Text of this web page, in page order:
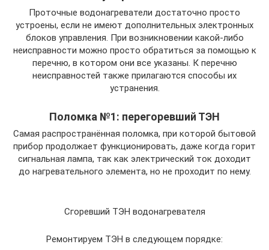
Проточные водонагреватели достаточно просто
устроены, если не имеют дополнительных электронных
блоков управления. При возникновении какой-либо
неисправности можно просто обратиться за помощью к
перечню, в котором они все указаны. К перечню
неисправностей также прилагаются способы их
устранения.
Поломка №1: перегоревший ТЭН
Самая распространённая поломка, при которой бытовой
прибор продолжает функционировать, даже когда горит
сигнальная лампа, так как электрический ток доходит
до нагревательного элемента, но не проходит по нему.
Сгоревший ТЭН водонагревателя
Ремонтируем ТЭН в следующем порядке: